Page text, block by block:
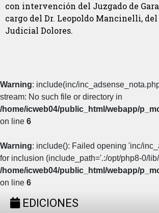
con intervención del Juzgado de
cargo del Dr. Leopoldo Mancinelli,
Judicial Dolores.
Warning: include(inc/
stream: No such file or directory in
/home/icweb04/public_html/webapp/
on line 6
Warning: include(): Failed opening 'inc/
for inclusion (include_path='.:/opt/php8-0/
/home/icweb04/public_html/webapp/
on line 6
EDICIONES